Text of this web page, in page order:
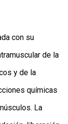
con su
de la
y de la
químicas
La